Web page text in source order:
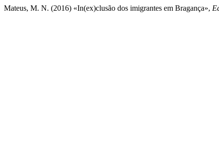
Mateus, M. N. (2016) «In(ex)clusão dos imigrantes em Bragança»,